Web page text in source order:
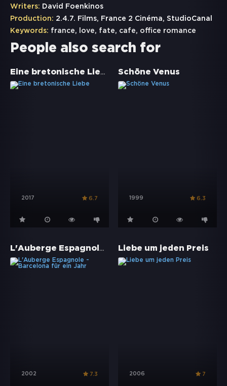
Writers: David Foenkinos
Production: 2.4.7. Films, France 2 Cinéma, StudioCanal
Keywords: france, love, fate, cafe, office romance
People also search for
Eine bretonische Liebe
2017 6.7
Schöne Venus
1999 6.3
L'Auberge Espagnole - Barcelona für ein Jahr
2002 7.3
Liebe um jeden Preis
2006 7